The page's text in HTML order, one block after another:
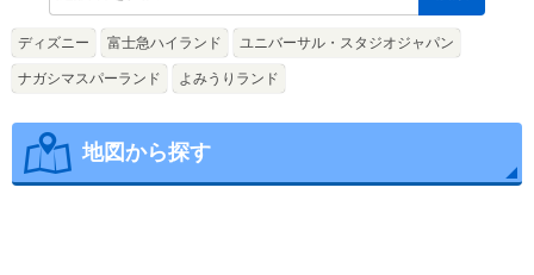
ディズニー 富士急ハイランド ユニバーサル・スタジオジャパン
ナガシマスパーランド よみうりランド
地図から探す